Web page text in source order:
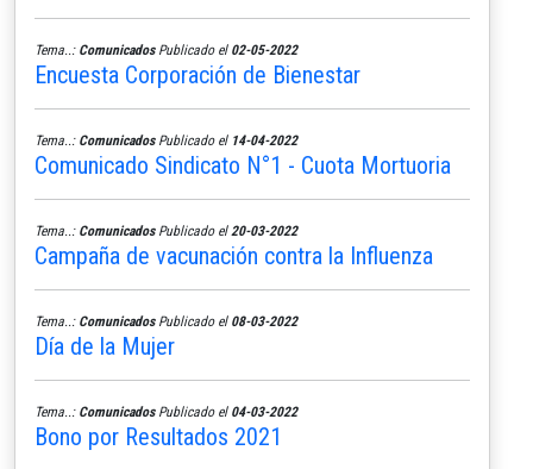
Tema..: ComunicadosPublicado el 02-05-2022
Encuesta Corporación de Bienestar
Tema..: ComunicadosPublicado el 14-04-2022
Comunicado Sindicato N°1 - Cuota Mortuoria
Tema..: ComunicadosPublicado el 20-03-2022
Campaña de vacunación contra la Influenza
Tema..: ComunicadosPublicado el 08-03-2022
Día de la Mujer
Tema..: ComunicadosPublicado el 04-03-2022
Bono por Resultados 2021